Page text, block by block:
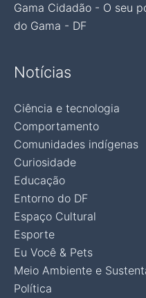
Gama Cidadão - O seu
do Gama - DF
Notícias
Ciência e tecnologia
Comportamento
Comunidades indígenas
Curiosidade
Educação
Entorno do DF
Espaço Cultural
Esporte
Eu Você & Pets
Meio Ambiente e
Política